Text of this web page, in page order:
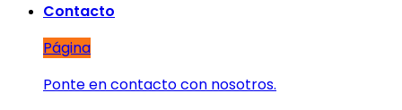
Contacto
Página
Ponte en contacto con nosotros.